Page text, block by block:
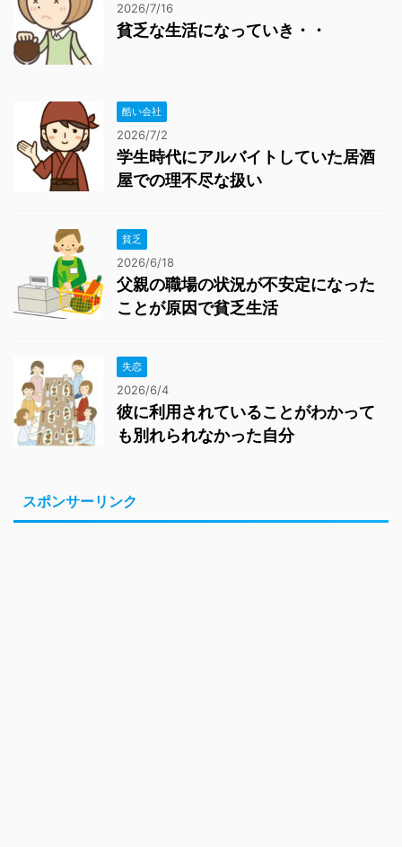
2026/7/16
貧乏な生活になっていき・・
酷い会社
2026/7/2
学生時代にアルバイトしていた居酒
屋での理不尽な扱い
貧乏
2026/6/18
父親の職場の状況が不安定になった
ことが原因で貧乏生活
失恋
2026/6/4
彼に利用されていることがわかって
も別れられなかった自分
スポンサーリンク